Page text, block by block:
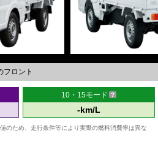
フロント
10・15モード
-km/L
のため、走行条件等により実際の燃料消費率は異な